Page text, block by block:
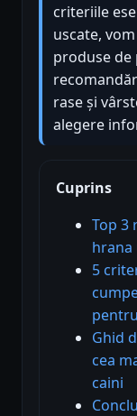
criteriile
uscate,
produse de
rase și
alegere
Cuprins
Top 3
hrana
5
Ghid
cea
caini